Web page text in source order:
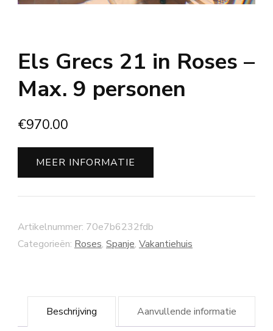
Els Grecs 21 in Roses –
Max. 9 personen
€970.00
MEER INFORMATIE
Artikelnummer: 70e7b6232fdb
Categorieën: Roses, Spanje, Vakantiehuis
Beschrijving Aanvullende informatie